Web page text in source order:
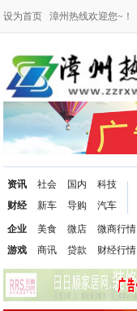
设为首页 漳州热线欢迎您~！
资讯
财经
社会
新车
国内
导购
科技
汽车
企业
游戏
美食
商讯
微店
贷款
微商行情
财经行情